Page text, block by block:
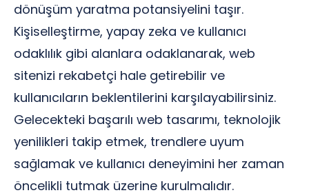
dönüşüm yaratma potansiyelini taşır.
Kişiselleştirme, yapay zeka ve kullanıcı
odaklılık gibi alanlara odaklanarak, web
sitenizi rekabetçi hale getirebilir ve
kullanıcıların beklentilerini karşılayabilirsiniz.
Gelecekteki başarılı web tasarımı, teknolojik
yenilikleri takip etmek, trendlere uyum
sağlamak ve kullanıcı deneyimini her zaman
öncelikli tutmak üzerine kurulmalıdır.